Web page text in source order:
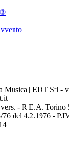
Musica | EDT Srl -
- R.E.A. Torino
del 4.2.1976 -